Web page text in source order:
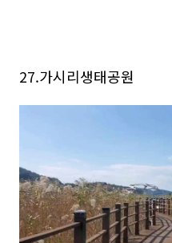
27.가시리생태공원